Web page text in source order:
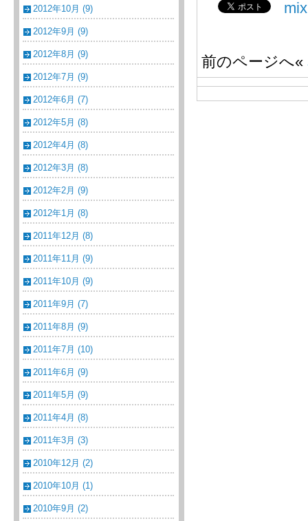
2012年10月 (9)
2012年9月 (9)
2012年8月 (9)
2012年7月 (9)
2012年6月 (7)
2012年5月 (8)
2012年4月 (8)
2012年3月 (8)
2012年2月 (9)
2012年1月 (8)
2011年12月 (8)
2011年11月 (9)
2011年10月 (9)
2011年9月 (7)
2011年8月 (9)
2011年7月 (10)
2011年6月 (9)
2011年5月 (9)
2011年4月 (8)
2011年3月 (3)
2010年12月 (2)
2010年10月 (1)
2010年9月 (2)
前のページへ«